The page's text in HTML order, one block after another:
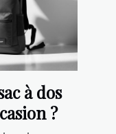
à dos
?